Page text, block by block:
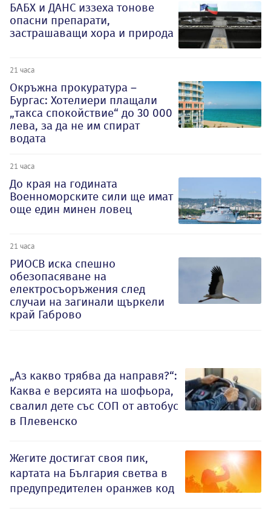
БАБХ и ДАНС иззеха тонове
опасни препарати,
застрашаващи хора и природа
21 часа
Окръжна прокуратура –
Бургас: Хотелиери плащали
„такса спокойствие“ до 30 000
лева, за да не им спират
водата
21 часа
До края на годината
Военноморските сили ще имат
още един минен ловец
21 часа
РИОСВ иска спешно
обезопасяване на
електросъоръжения след
случаи на загинали щъркели
край Габрово
„Аз какво трябва да направя?“:
Каква е версията на шофьора,
свалил дете със СОП от автобус
в Плевенско
Жегите достигат своя пик,
картата на България светва в
предупредителен оранжев код